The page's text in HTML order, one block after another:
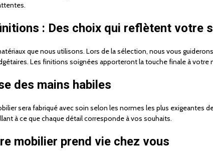
: Des choix qui reflètent votre
que nous utilisons. Lors de la sélection, nous vous
Les finitions soignées apporteront la touche finale à votre
des mains habiles
sera fabriqué avec soin selon les normes les plus exigeantes
à ce que chaque détail corresponde à vos souhaits.
mobilier prend vie chez vous